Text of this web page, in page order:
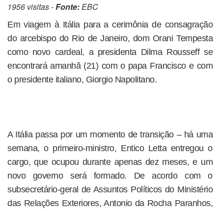
1956 visitas -Fonte:EBC
Em viagem à Itália para a cerimônia de consagração
do arcebispo do Rio de Janeiro, dom Orani Tempesta
como novo cardeal, a presidenta Dilma Rousseff se
encontrará amanhã (21) com o papa Francisco e com
o presidente italiano, Giorgio Napolitano.
A Itália passa por um momento de transição – há uma
semana, o primeiro-ministro, Entico Letta entregou o
cargo, que ocupou durante apenas dez meses, e um
novo governo será formado. De acordo com o
subsecretário-geral de Assuntos Políticos do Ministério
das Relações Exteriores, Antonio da Rocha Paranhos,